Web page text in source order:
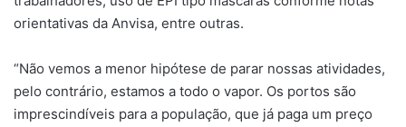
orientativas da Anvisa, entre outras.
“Não vemos a menor hipótese de parar nossas atividades,
pelo contrário, estamos a todo o vapor. Os portos são
imprescindíveis para a população, que já paga um preço